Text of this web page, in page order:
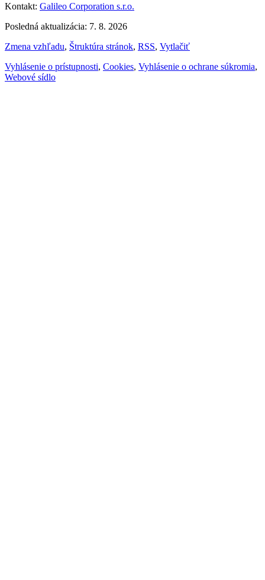
Kontakt: Galileo Corporation s.r.o.
Posledná aktualizácia: 7. 8. 2026
Zmena vzhľadu, Štruktúra stránok, RSS, Vytlačiť
Vyhlásenie o prístupnosti, Cookies, Vyhlásenie o ochrane súkromia,
Webové sídlo